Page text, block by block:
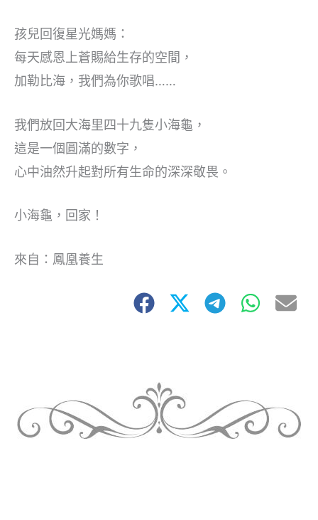
孩兒回復星光媽媽：
每天感恩上蒼賜給生存的空間，
加勒比海，我們為你歌唱……
我們放回大海里四十九隻小海龜，
這是一個圓滿的數字，
心中油然升起對所有生命的深深敬畏。
小海龜，回家！
來自：鳳凰養生